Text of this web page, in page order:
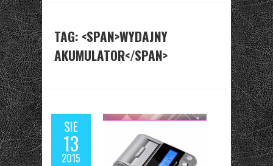
TAG: <SPAN>WYDAJNY
AKUMULATOR</SPAN>
SIE
13
2015